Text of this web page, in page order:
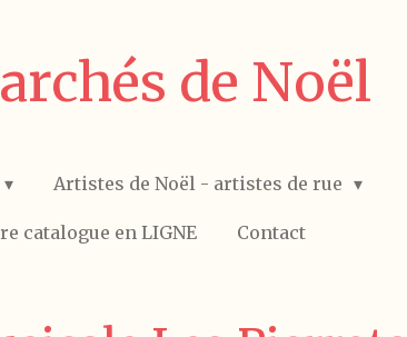
de Noël
Artistes de Noël - artistes de rue
catalogue en LIGNE Contact